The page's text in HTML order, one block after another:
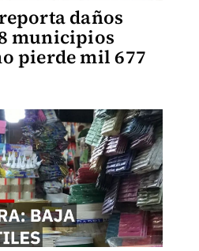
daños
municipios
pierde mil 677